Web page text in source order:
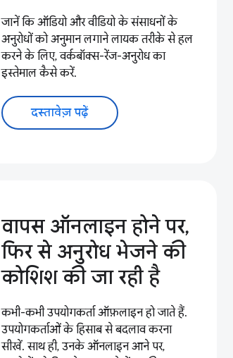
जानें कि ऑडियो और वीडियो के संसाधनों के
अनुरोधों को अनुमान लगाने लायक तरीके से हल
करने के लिए, वर्कबॉक्स-रेंज-अनुरोध का
इस्तेमाल कैसे करें.
दस्तावेज़ पढ़ें
वापस ऑनलाइन होने पर,
फिर से अनुरोध भेजने की
कोशिश की जा रही है
कभी-कभी उपयोगकर्ता ऑफ़लाइन हो जाते हैं.
उपयोगकर्ताओं के हिसाब से बदलाव करना
सीखें. साथ ही, उनके ऑनलाइन आने पर,